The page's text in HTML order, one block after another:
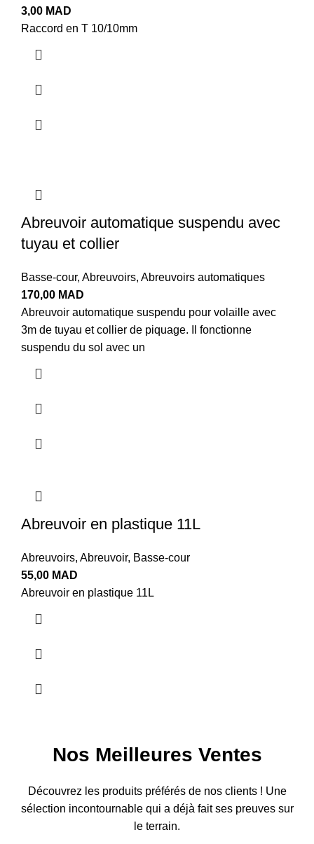
3,00 MAD
Raccord en T 10/10mm
Abreuvoir automatique suspendu avec
tuyau et collier
Basse-cour, Abreuvoirs, Abreuvoirs automatiques
170,00 MAD
Abreuvoir automatique suspendu pour volaille avec
3m de tuyau et collier de piquage. Il fonctionne
suspendu du sol avec un
Abreuvoir en plastique 11L
Abreuvoirs, Abreuvoir, Basse-cour
55,00 MAD
Abreuvoir en plastique 11L
Nos Meilleures Ventes
Découvrez les produits préférés de nos clients ! Une
sélection incontournable qui a déjà fait ses preuves sur
le terrain.